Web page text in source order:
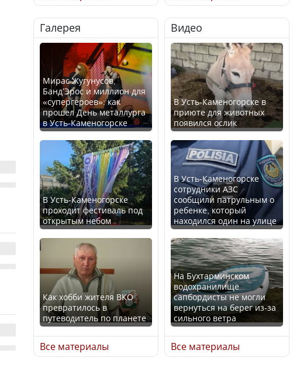
Қазақстан Орталық Азия
елдері арасында әл-ауқат
индексінде көш бастады
Казахстан возглавил
рейтинг благополучия
среди стран Центральной
Азии
Будут ли представлены
интересы регионов в
Курултае?
Ең төменгі жалақы,
алимент, экология: жеті
партия сайлаушылармен
нені талқылап жатыр?
В РФ вынесен заочный
приговор по уголовному
делу об убийстве Игоря
Талькова
В России введены
дополнительные
ограничения для
казахстанских прав
Трамп официально
вступил в должность
президента США
Луну признали объектом
культурного наследия,
находящегося под
угрозой исчезновения
Галерея
Мирас Жугунусов,
Банд’Эрос и миллион для
«супергероев»: как
прошел День металлурга
в Усть-Каменогорске
В Усть-Каменогорске
проходит фестиваль под
открытым небом
Как хобби жителя ВКО
превратилось в
путеводитель по планете
Все материалы
Видео
В Усть-Каменогорске в
приюте для животных
появился ослик
В Усть-Каменогорске
сотрудники АЗС
сообщили патрульным о
ребенке, который
находился один на улице
На Бухтарминском
водохранилище
сапбордисты не могли
вернуться на берег из-за
сильного ветра
Все материалы